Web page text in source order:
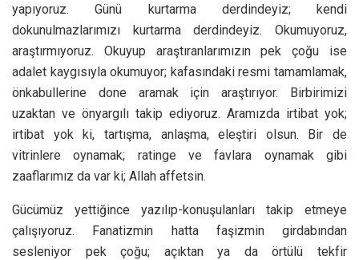
yapıyoruz. Günü kurtarma derdindeyiz; kendi
dokunulmazlarımızı kurtarma derdindeyiz. Okumuyoruz,
araştırmıyoruz. Okuyup araştıranlarımızın pek çoğu ise
adalet kaygısıyla okumuyor; kafasındaki resmi tamamlamak,
önkabullerine done aramak için araştırıyor. Birbirimizi
uzaktan ve önyargılı takip ediyoruz. Aramızda irtibat yok;
irtibat yok ki, tartışma, anlaşma, eleştiri olsun. Bir de
vitrinlere oynamak; ratinge ve favlara oynamak gibi
zaaflarımız da var ki; Allah affetsin.
Gücümüz yettiğince yazılıp-konuşulanları takip etmeye
çalışıyoruz. Fanatizmin hatta faşizmin girdabından
sesleniyor pek çoğu; açıktan ya da örtülü tekfir